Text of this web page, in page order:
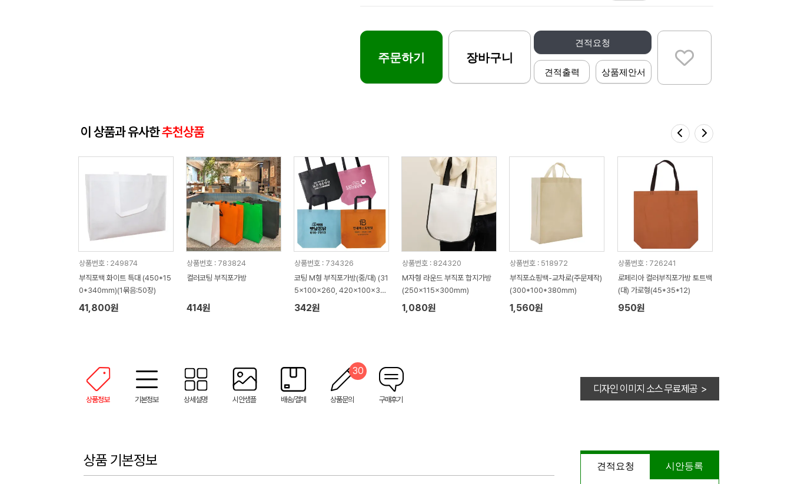
견적요청
견적출력 상품제안서
주문하기 장바구니
이 상품과 유사한추천상품
상품번호 : 249874
부직포백 화이트 특대 (450*15
0*340mm)(1묶음:50장)
41,800원
상품번호 : 783824
컬러코팅 부직포가방
414원
상품번호 : 734326
코팅 M형 부직포가방(중/대) (31
5x100x260, 420x100x32
0mm)
342원
상품번호 : 824320
M자형 라운드 부직포 합지가방
(250x115x300mm)
1,080원
상품번호 : 518972
부직포쇼핑백-교차로(주문제작)
(300*100*380mm)
1,560원
상품번호 : 726241
로페리아 컬러부직포가방 토트백
(대) 가로형(45*35*12)
950원
상품정보 기본정보 상세설명 시안샘플 배송/결제 상품문의
30
구매후기
디자인 이미지 소스 무료제공 >
견적요청 시안등록
상품 기본정보